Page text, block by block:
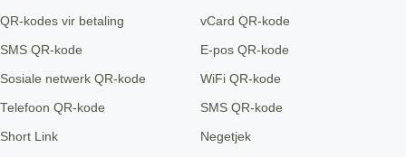
QR-kodes vir betaling vCard QR-kode
SMS QR-kode E-pos QR-kode
Sosiale netwerk QR-kode WiFi QR-kode
Telefoon QR-kode SMS QR-kode
Short Link Negetjek